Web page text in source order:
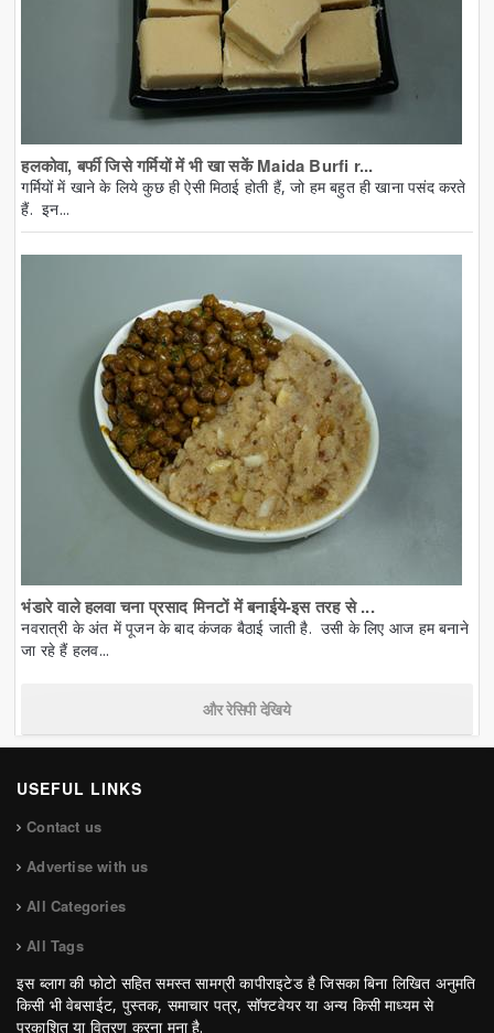
हलकोवा, बर्फी जिसे गर्मियों में भी खा सकें Maida Burfi r...
गर्मियों में खाने के लिये कुछ ही ऐसी मिठाई होती हैं, जो हम बहुत ही खाना पसंद करते
हैं. इन...
भंडारे वाले हलवा चना प्रसाद मिनटों में बनाईये-इस तरह से ...
नवरात्री के अंत में पूजन के बाद कंजक बैठाई जाती है. उसी के लिए आज हम बनाने
जा रहे हैं हलव...
और रेसिपी देखिये
USEFUL LINKS
Contact us
Advertise with us
All Categories
All Tags
इस ब्लाग की फोटो सहित समस्त सामग्री कापीराइटेड है जिसका बिना लिखित अनुमति
किसी भी वेबसाईट, पुस्तक, समाचार पत्र, सॉफ्टवेयर या अन्य किसी माध्यम से
प्रकाशित या वितरण करना मना है.